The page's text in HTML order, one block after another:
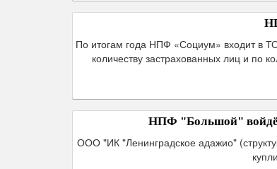
По итогам года НПФ «Социум» входит в
количеству застрахованных лиц и по
НПФ "Большой" войдёт
ООО "ИК "Ленинградское адажио"